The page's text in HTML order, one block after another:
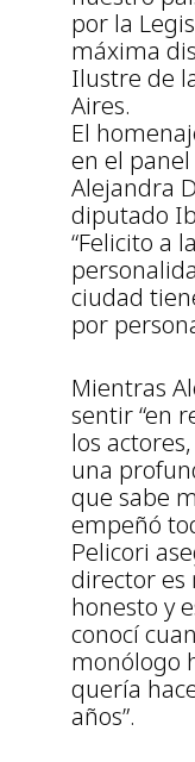
por la
máxima
Ilustre de
Aires.
El
en el
Alejandra
diputado
“Felicito a
ciudad
por
Mientras
sentir “en
los
una
que sabe
empeñó
Pelicori
director es
honesto y
conocí
monólogo
quería
años”.